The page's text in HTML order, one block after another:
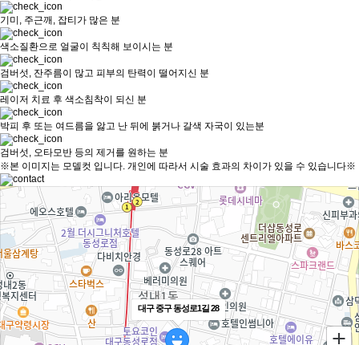
기미, 주근깨, 잡티가 많은 분
색소질환으로 얼굴이 칙칙해 보이시는 분
검버섯, 잔주름이 많고 피부의 탄력이 떨어지신 분
레이저 치료 후 색소침착이 되신 분
박피 후 또는 여드름을 앓고 난 뒤에 붉거나 갈색 자국이 있는분
검버섯, 오타모반 등의 제거를 원하는 분
※본 이미지는 모델컷 입니다. 개인에 따라서 시술 효과의 차이가 있을 수 있습니다※
대구 중구 동성로1길 28